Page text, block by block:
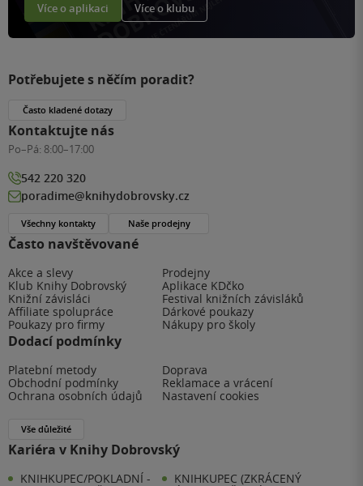
Více o aplikaci Více o klubu
Často navštěvované
Akce a slevy
Prodejny
Klub Knihy Dobrovský
Aplikace KDčko
Knižní závisláci
Festival knižních závisláků
Affiliate spolupráce
Dárkové poukazy
Poukazy pro firmy
Nákupy pro školy
Dodací podmínky
Platební metody
Doprava
Obchodní podmínky
Reklamace a vrácení
Ochrana osobních údajů
Nastavení cookies
Vše důležité
Kariéra v Knihy Dobrovský
KNIHKUPEC/POKLADNÍ -
KNIHKUPEC (ZKRÁCENÝ
Potřebujete s něčím poradit?
Často kladené dotazy
Kontaktujte nás
Po–Pá: 8:00–17:00
542 220 320
poradime@knihydobrovsky.cz
Všechny kontakty Naše prodejny